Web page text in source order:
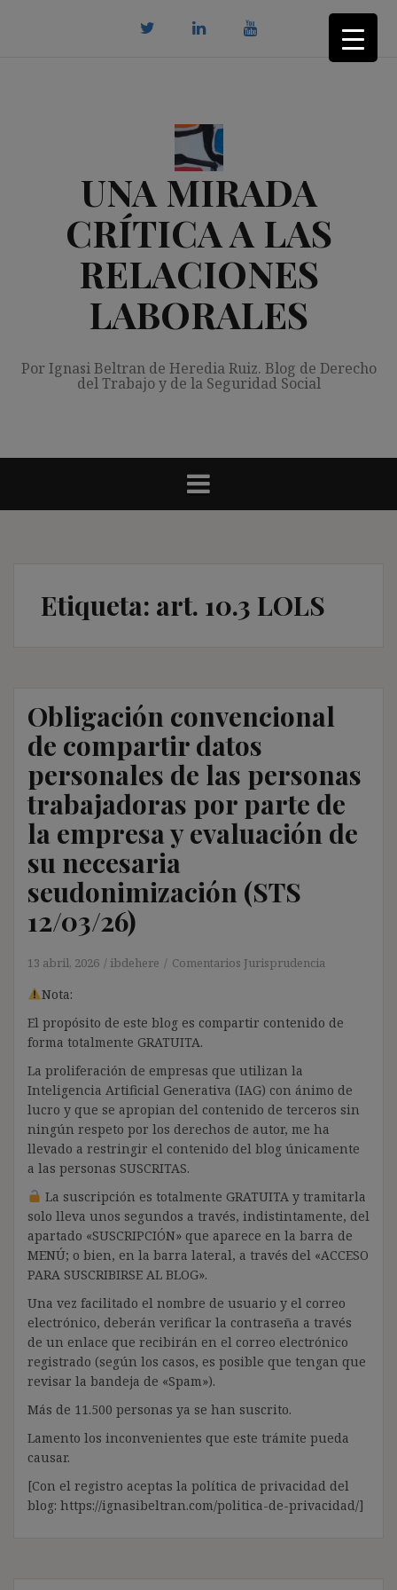
UNA MIRADA
CRÍTICA A LAS
RELACIONES
LABORALES
Por Ignasi Beltran de Heredia Ruiz. Blog de Derecho
del Trabajo y de la Seguridad Social
Etiqueta: art. 10.3 LOLS
Obligación convencional
de compartir datos
personales de las personas
trabajadoras por parte de
la empresa y evaluación de
su necesaria
seudonimización (STS
12/03/26)
13 abril, 2026 ibdehere Comentarios Jurisprudencia
Nota:
El propósito de este blog es compartir contenido de
forma totalmente GRATUITA.
La proliferación de empresas que utilizan la
Inteligencia Artificial Generativa (IAG) con ánimo de
lucro y que se apropian del contenido de terceros sin
ningún respeto por los derechos de autor, me ha
llevado a restringir el contenido del blog únicamente
a las personas SUSCRITAS.
La suscripción es totalmente GRATUITA y tramitarla
solo lleva unos segundos a través, indistintamente, del
apartado «SUSCRIPCIÓN» que aparece en la barra de
MENÚ; o bien, en la barra lateral, a través del «ACCESO
PARA SUSCRIBIRSE AL BLOG».
Una vez facilitado el nombre de usuario y el correo
electrónico, deberán verificar la contraseña a través
de un enlace que recibirán en el correo electrónico
registrado (según los casos, es posible que tengan que
revisar la bandeja de «Spam»).
Más de 11.500 personas ya se han suscrito.
Lamento los inconvenientes que este trámite pueda
causar.
[Con el registro aceptas la política de privacidad del
blog: https://ignasibeltran.com/politica-de-privacidad/]